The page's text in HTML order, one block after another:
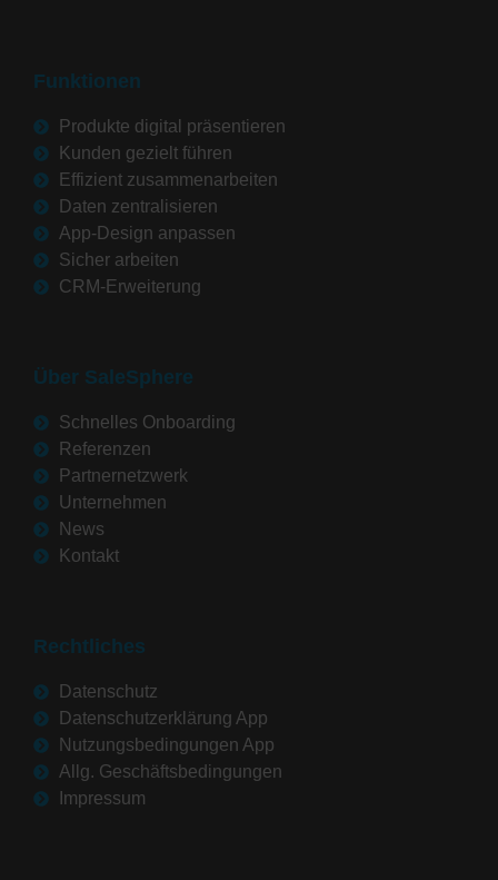
Funktionen
Produkte digital präsentieren
Kunden gezielt führen
Effizient zusammenarbeiten
Daten zentralisieren
App-Design anpassen
Sicher arbeiten
CRM-Erweiterung
Über SaleSphere
Schnelles Onboarding
Referenzen
Partnernetzwerk
Unternehmen
News
Kontakt
Rechtliches
Datenschutz
Datenschutzerklärung App
Nutzungsbedingungen App
Allg. Geschäftsbedingungen
Impressum